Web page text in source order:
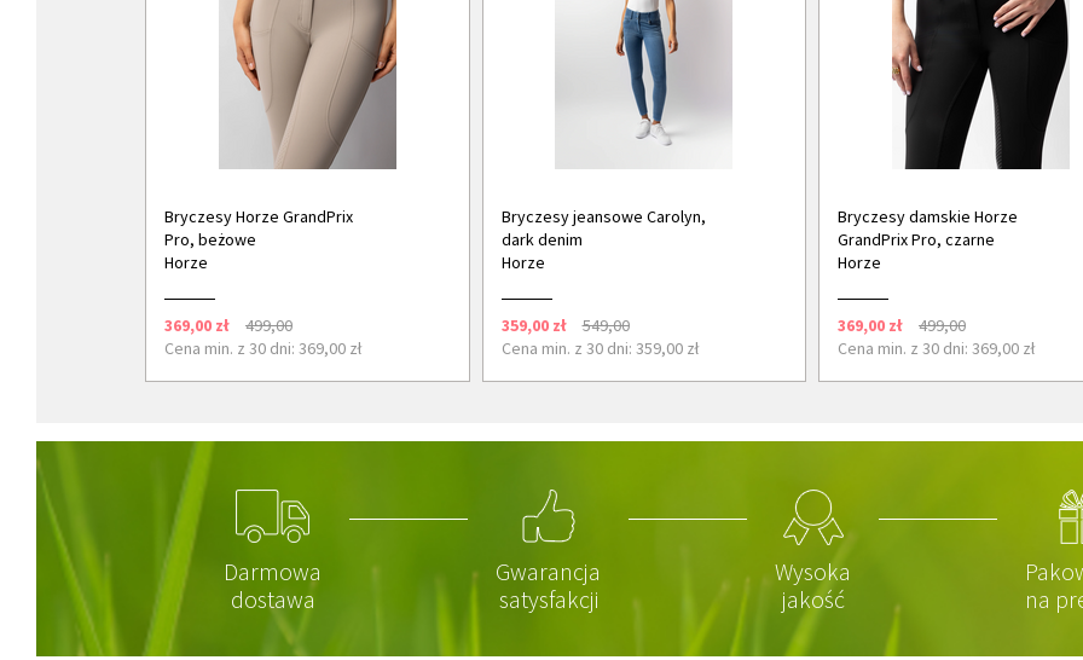
Bryczesy Horze GrandPrix
Pro, beżowe
Horze
369,00 zł
499,00
Cena min. z 30 dni: 369,00 zł
Bryczesy jeansowe Carolyn,
dark denim
Horze
359,00 zł
549,00
Cena min. z 30 dni: 359,00 zł
Bryczesy damskie Horze
GrandPrix Pro, czarne
Horze
369,00 zł
499,00
Cena min. z 30 dni: 369,00 zł
Darmowa
dostawa
Gwarancja
satysfakcji
Wysoka
jakość
na